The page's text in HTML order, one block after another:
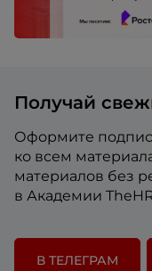
Получай
Оформите
ко всем
материалов без
в Академии
В ТЕЛЕГРАМ